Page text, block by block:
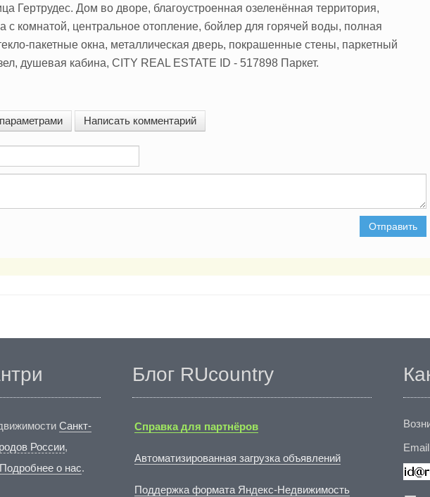
Гертрудес. Дом во дворе, благоустроенная озеленённая территория,
с комнатой, центральное отопление, бойлер для горячей воды, полная
пакетные окна, металлическая дверь, покрашенные стены, паркетный
душевая кабина, CITY REAL ESTATE ID - 517898 Паркет.
Написать комментарий
Отправить
Санкт-
России,
Подробнее о нас.
Блог RUcountry
Справка для партнёров
Автоматизированная загрузка объявлений
Поддержка формата Яндекс-Недвижимость